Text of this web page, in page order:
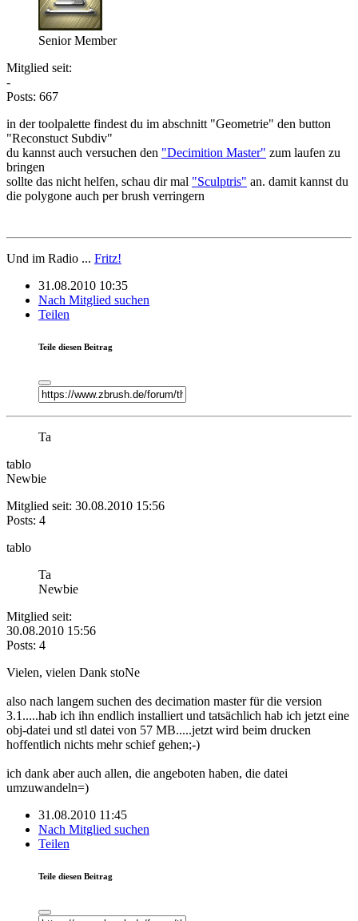
Senior Member
Mitglied seit:
-
Posts: 667
in der toolpalette findest du im abschnitt "Geometrie" den button
"Reconstuct Subdiv"
du kannst auch versuchen den "Decimition Master" zum laufen zu
bringen
sollte das nicht helfen, schau dir mal "Sculptris" an. damit kannst du
die polygone auch per brush verringern
Und im Radio ... Fritz!
31.08.2010 10:35
Nach Mitglied suchen
Teilen
Teile diesen Beitrag
Ta
tablo
Newbie
Mitglied seit: 30.08.2010 15:56
Posts: 4
tablo
Ta
Newbie
Mitglied seit:
30.08.2010 15:56
Posts: 4
Vielen, vielen Dank stoNe
also nach langem suchen des decimation master für die version
3.1.....hab ich ihn endlich installiert und tatsächlich hab ich jetzt eine
obj-datei und stl datei von 57 MB.....jetzt wird beim drucken
hoffentlich nichts mehr schief gehen;-)
ich dank aber auch allen, die angeboten haben, die datei
umzuwandeln=)
31.08.2010 11:45
Nach Mitglied suchen
Teilen
Teile diesen Beitrag